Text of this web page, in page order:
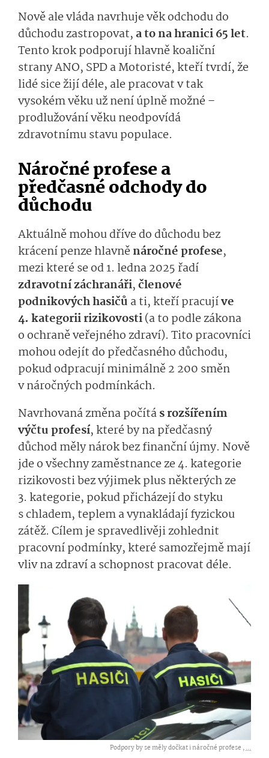
Nově ale vláda navrhuje věk odchodu do
důchodu zastropovat,a to na hranici 65 let.
Tento krok podporují hlavně koaliční
strany ANO, SPD a Motoristé, kteří tvrdí, že
lidé sice žijí déle, ale pracovat v tak
vysokém věku už není úplně možné –
prodlužování věku neodpovídá
zdravotnímu stavu populace.
Náročné profese a
předčasné odchody do
důchodu
Aktuálně mohou dříve do důchodu bez
krácení penze hlavněnáročné profese,
mezi které se od 1. ledna 2025 řadí
zdravotní záchranáři,členové
podnikových hasičů a ti, kteří pracujíve
4. kategorii rizikovosti(a to podle zákona
o ochraně veřejného zdraví). Tito pracovníci
mohou odejít do předčasného důchodu,
pokud odpracují minimálně 2 200 směn
v náročných podmínkách.
Navrhovaná změna počítás rozšířením
výčtu profesí, které by na předčasný
důchod měly nárok bez finanční újmy. Nově
jde o všechny zaměstnance ze 4. kategorie
rizikovosti bez výjimek plus některých ze
3. kategorie, pokud přicházejí do styku
s chladem, teplem a vynakládají fyzickou
zátěž. Cílem je spravedlivěji zohlednit
pracovní podmínky, které samozřejmě mají
vliv na zdraví a schopnost pracovat déle.
Podpory by se měly dočkat i náročné profese ,...